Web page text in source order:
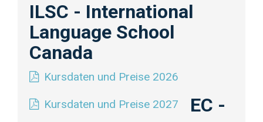
ILSC - International
Language School
Canada
Kursdaten und Preise 2026
Kursdaten und Preise 2027
EC -